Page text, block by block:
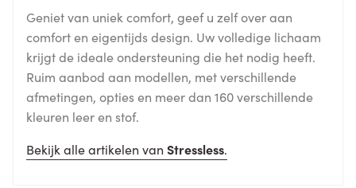
Geniet van uniek comfort, geef u zelf over aan
comfort en eigentijds design. Uw volledige lichaam
krijgt de ideale ondersteuning die het nodig heeft.
Ruim aanbod aan modellen, met verschillende
afmetingen, opties en meer dan 160 verschillende
kleuren leer en stof.
Bekijk alle artikelen van Stressless.